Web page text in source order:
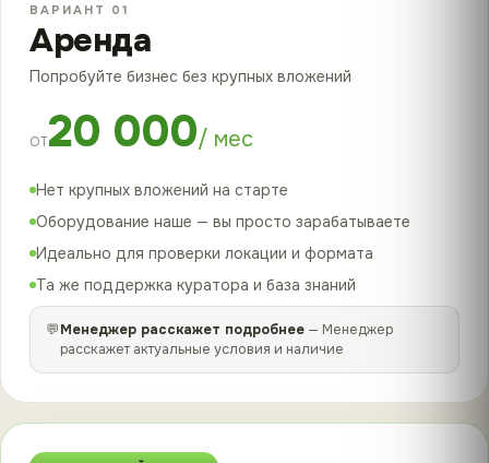
ВАРИАНТ 01
Аренда
Попробуйте бизнес без крупных вложений
ОТ20 000/ мес
Нет крупных вложений на старте
Оборудование наше — вы просто зарабатываете
Идеально для проверки локации и формата
Та же поддержка куратора и база знаний
💬Менеджер расскажет подробнее — Менеджер
расскажет актуальные условия и наличие